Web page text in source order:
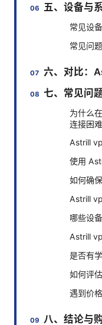
五、设备与
常见设
常见问
六、对比：
七、常见问
为什么
连接困难
Astrill
使用
如何确
Astrill
哪些设
Astrill
是否有
如何评
遇到价
八、结论与